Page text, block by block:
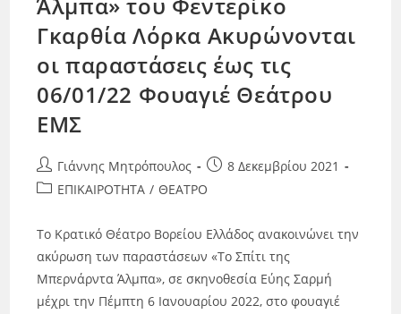
Άλμπα» του Φεντερίκο
Γκαρθία Λόρκα Ακυρώνονται
οι παραστάσεις έως τις
06/01/22 Φουαγιέ Θεάτρου
ΕΜΣ
Γιάννης Μητρόπουλος
8 Δεκεμβρίου 2021
ΕΠΙΚΑΙΡΟΤΗΤΑ / ΘΕΑΤΡΟ
Το Κρατικό Θέατρο Βορείου Ελλάδος ανακοινώνει την
ακύρωση των παραστάσεων «Το Σπίτι της
Μπερνάρντα Άλμπα», σε σκηνοθεσία Εύης Σαρμή
μέχρι την Πέμπτη 6 Ιανουαρίου 2022, στο φουαγιέ